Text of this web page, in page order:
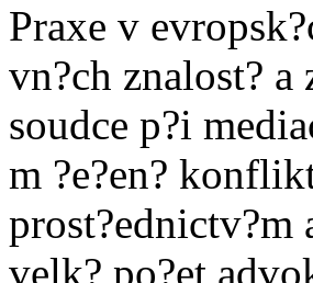
Praxe v
vn?ch znalost?
soudce p?i
m ?e?en?
prost?ednictv?m
velk? po?et